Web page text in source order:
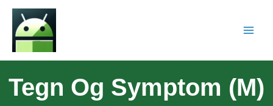
Tegn Og Symptom (M)